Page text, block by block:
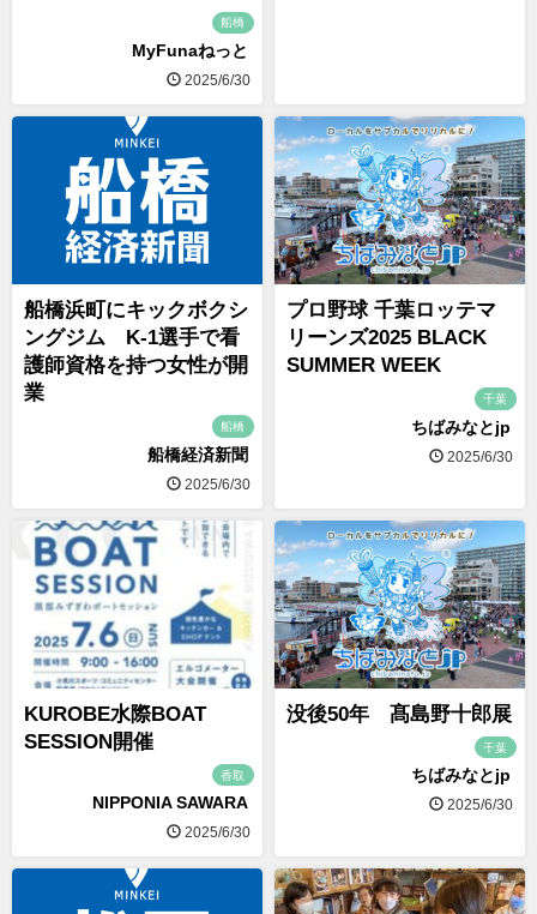
船橋
MyFunaねっと
2025/6/30
船橋浜町にキックボクシ
ングジム K-1選手で看
護師資格を持つ女性が開
業
船橋
船橋経済新聞
2025/6/30
プロ野球 千葉ロッテマ
リーンズ2025 BLACK
SUMMER WEEK
千葉
ちばみなとjp
2025/6/30
KUROBE水際BOAT
SESSION開催
香取
NIPPONIA SAWARA
2025/6/30
没後50年 髙島野十郎展
千葉
ちばみなとjp
2025/6/30